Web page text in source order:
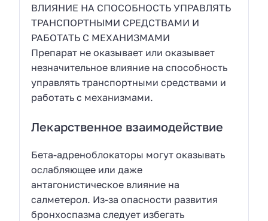
ВЛИЯНИЕ НА СПОСОБНОСТЬ УПРАВЛЯТЬ
ТРАНСПОРТНЫМИ СРЕДСТВАМИ И
РАБОТАТЬ С МЕХАНИЗМАМИ
Препарат не оказывает или оказывает
незначительное влияние на способность
управлять транспортными средствами и
работать с механизмами.
Лекарственное взаимодействие
Бета-адреноблокаторы могут оказывать
ослабляющее или даже
антагонистическое влияние на
салметерол. Из-за опасности развития
бронхоспазма следует избегать